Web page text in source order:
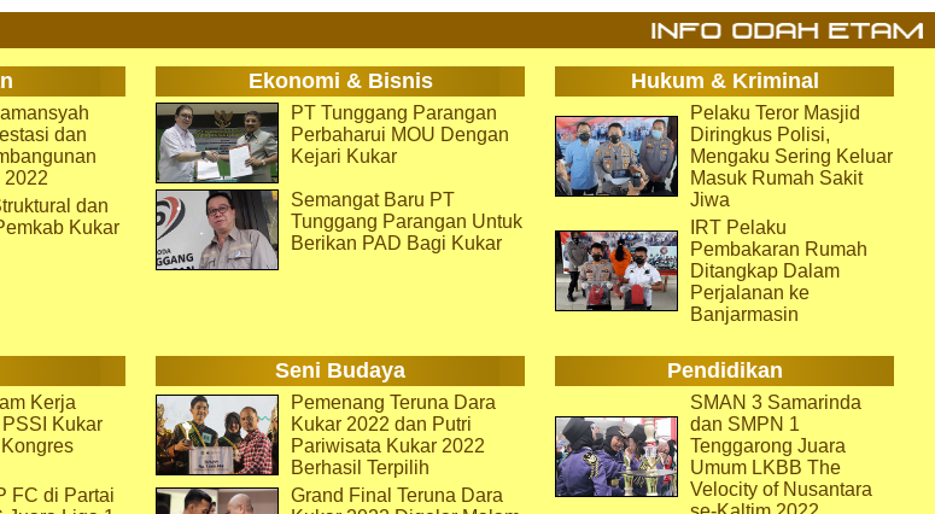
Ekonomi & Bisnis Hukum & Kriminal
dan
2022
dan
Kukar
PT Tunggang Parangan
Perbaharui MOU Dengan
Kejari Kukar
Semangat Baru PT
Tunggang Parangan Untuk
Berikan PAD Bagi Kukar
Pelaku Teror Masjid
Diringkus Polisi,
Mengaku Sering Keluar
Masuk Rumah Sakit
Jiwa
IRT Pelaku
Pembakaran Rumah
Ditangkap Dalam
Perjalanan ke
Banjarmasin
Seni Budaya Pendidikan
Kerja
Kukar
FC di Partai
Pemenang Teruna Dara
Kukar 2022 dan Putri
Pariwisata Kukar 2022
Berhasil Terpilih
Grand Final Teruna Dara
SMAN 3 Samarinda
dan SMPN 1
Tenggarong Juara
Umum LKBB The
Velocity of Nusantara